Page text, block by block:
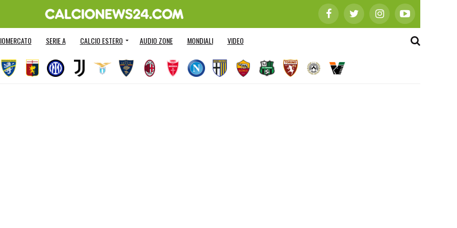
SERIE A CALCIO ESTERO AUDIO ZONE MONDIALI VIDEO